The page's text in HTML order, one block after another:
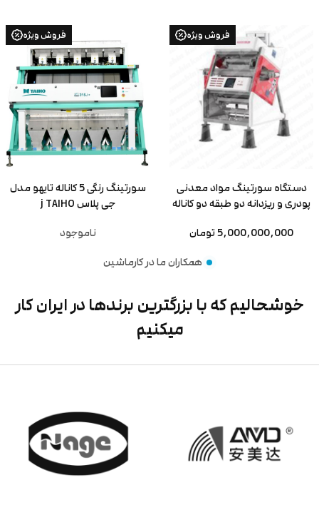
فروش ویژه
دستگاه سورتینگ مواد معدنی
پودری و ریزدانه دو طبقه دو کاناله
5,000,000,000 تومان
فروش ویژه
سورتینگ رنگی 5 کاناله تایهو مدل
جی پلاس j TAIHO
ناموجود
همکاران ما در کارماشین
خوشحالیم که با بزرگترین برندها در ایران کار
میکنیم